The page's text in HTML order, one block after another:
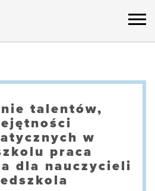
talentów,
w
praca
dla nauczycieli